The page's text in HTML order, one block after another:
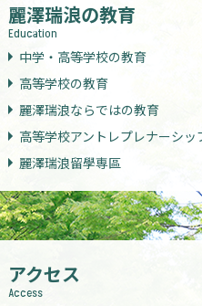
麗澤瑞浪の教育
Education
中学・高等学校の教育
高等学校の教育
麗澤瑞浪ならではの教育
高等学校アントレプレナーシッ
麗澤瑞浪留學専區
アクセス
Access